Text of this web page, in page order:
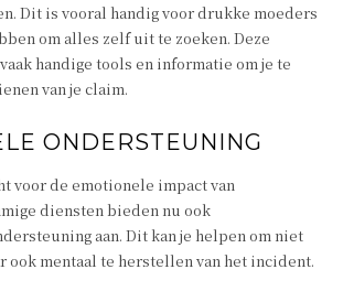
Dit is vooral handig voor drukke moeders
om alles zelf uit te zoeken. Deze
handige tools en informatie om je te
van je claim.
ONDERSTEUNING
voor de emotionele impact van
diensten bieden nu ook
aan. Dit kan je helpen om niet
ook mentaal te herstellen van het incident.